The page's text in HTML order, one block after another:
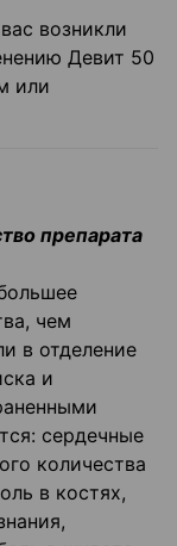
возникли
Девит 50
или
препарата
чем
в отделение
и
сердечные
количества
в костях,